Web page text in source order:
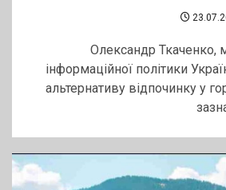
Олександр Ткаченко,
інформаційної політики
альтернативу відпочинку у